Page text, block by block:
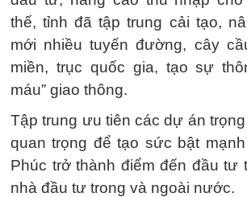
thế, tỉnh đã tập trung cải tạo,
mới nhiều tuyến đường, cây
miền, trục quốc gia, tạo sự
máu” giao thông.
Tập trung ưu tiên các dự án
quan trọng để tạo sức bật
Phúc trở thành điểm đến đầu tư
nhà đầu tư trong và ngoài nước.